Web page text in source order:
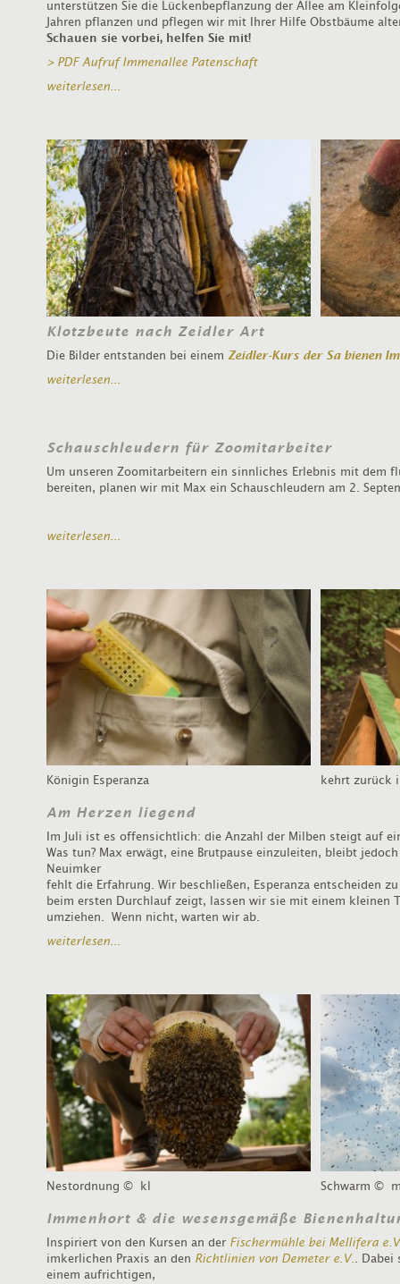
unterstützen Sie die Lückenbepflanzung der Allee am
Jahren pflanzen und pflegen wir mit Ihrer Hilfe Obstbäume
Schauen sie vorbei, helfen Sie mit!
> PDF Aufruf Immenallee Patenschaft
weiterlesen...
Klotzbeute nach Zeidler Art
Die Bilder entstanden bei einem Zeidler-Kurs der Sa bienen
weiterlesen...
Schauschleudern für Zoomitarbeiter
Um unseren Zoomitarbeitern ein sinnliches Erlebnis mit dem
bereiten, planen wir mit Max ein Schauschleudern am 2.
weiterlesen...
Königin Esperanza kehrt zurück
Am Herzen liegend
Im Juli ist es offensichtlich: die Anzahl der Milben steigt auf
Was tun? Max erwägt, eine Brutpause einzuleiten, bleibt
Neuimker
fehlt die Erfahrung. Wir beschließen, Esperanza entscheiden
beim ersten Durchlauf zeigt, lassen wir sie mit einem kleinen
umziehen. Wenn nicht, warten wir ab.
weiterlesen...
Nestordnung © kl Schwarm ©
Immenhort & die wesensgemäße
Inspiriert von den Kursen an der Fischermühle bei Mellifera
imkerlichen Praxis an den Richtlinien von Demeter e.V.. Dabei
einem aufrichtigen,